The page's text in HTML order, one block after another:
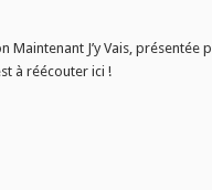
Maintenant J’y Vais, présentée
à réécouter ici !